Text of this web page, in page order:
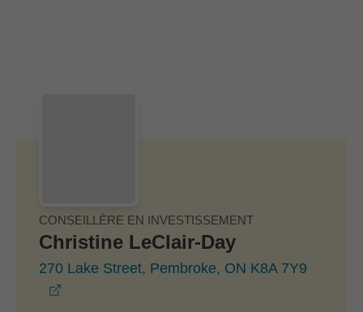
CONSEILLÈRE EN INVESTISSEMENT
Christine LeClair-Day
270 Lake Street, Pembroke, ON K8A 7Y9